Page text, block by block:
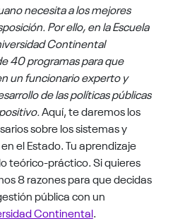
necesita a los mejores
Por ello, en la Escuela
Continental
40 programas para que
un funcionario experto y
de las políticas públicas
Aquí, te daremos los
sobre los sistemas y
el Estado. Tu aprendizaje
teórico-práctico. Si quieres
8 razones para que decidas
pública con un
Continental.